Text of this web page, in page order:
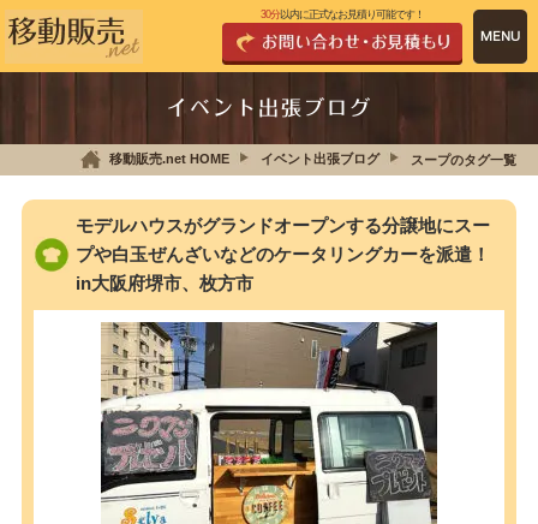
30分以内に正式なお見積り可能です！
イベント出張ブログ
移動販売.net HOME イベント出張ブログ スープのタグ一覧
モデルハウスがグランドオープンする分譲地にスー
プや白玉ぜんざいなどのケータリングカーを派遣！
in大阪府堺市、枚方市